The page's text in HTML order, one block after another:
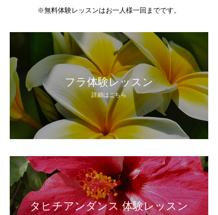
※無料体験レッスンはお一人様一回までです。
フラ体験レッスン
詳細はこちら
タヒチアンダンス 体験レッスン